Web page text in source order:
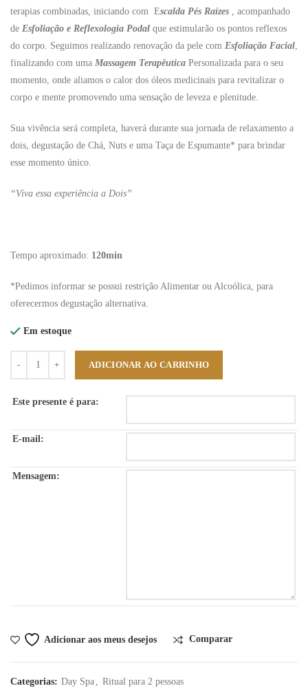
terapias combinadas, iniciando com Escalda Pés Raízes , acompanhado
de Esfoliação e Reflexologia Podal que estimularão os pontos reflexos
do corpo. Seguimos realizando renovação da pele com Esfoliação Facial,
finalizando com uma Massagem Terapêutica Personalizada para o seu
momento, onde aliamos o calor dos óleos medicinais para revitalizar o
corpo e mente promovendo uma sensação de leveza e plenitude.
Sua vivência será completa, haverá durante sua jornada de relaxamento a
dois, degustação de Chá, Nuts e uma Taça de Espumante* para brindar
esse momento único.
“Viva essa experiência a Dois”
Tempo aproximado: 120min
*Pedimos informar se possui restrição Alimentar ou Alcoólica, para
oferecermos degustação alternativa.
Em estoque
ADICIONAR AO CARRINHO
Este presente é para:
E-mail:
Mensagem:
Adicionar aos meus desejos Comparar
Categorias: Day Spa , Ritual para 2 pessoas